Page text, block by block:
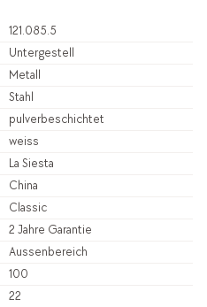
121.085.5
Untergestell
Metall
Stahl
pulverbeschichtet
weiss
La Siesta
China
Classic
2 Jahre Garantie
Aussenbereich
100
22